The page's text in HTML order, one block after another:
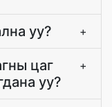
уу? +
цаг
уу?
+